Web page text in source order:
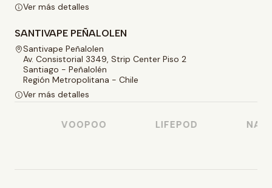
Ver más detalles
SANTIVAPE PEÑALOLEN
Santivape Peñalolen
Av. Consistorial 3349, Strip Center Piso 2
Santiago - Peñalolén
Región Metropolitana - Chile
Ver más detalles
VOOPOO LIFEPOD